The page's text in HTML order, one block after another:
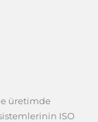
üretimde
ISO